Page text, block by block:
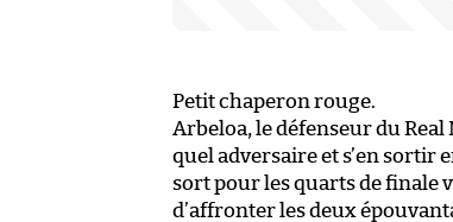
Petit chaperon rouge.
Arbeloa, le défenseur du
quel adversaire et s’en sortir
sort pour les quarts de finale
d’affronter les deux